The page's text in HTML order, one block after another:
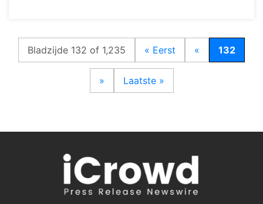
Bladzijde 132 of 1,235 « Eerst « 132
» Laatste »